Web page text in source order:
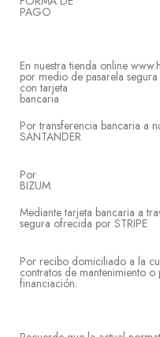
En nuestra tienda online
por medio de pasarela
con tarjeta
Por transferencia bancaria a
Por
Mediante tarjeta bancaria a
segura
Por recibo domiciliado a la
contratos de mantenimiento o